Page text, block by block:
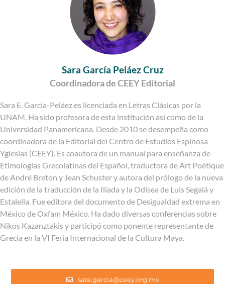
Sara García Peláez Cruz
Coordinadora de CEEY Editorial
Sara E. García-Peláez es licenciada en Letras Clásicas por la
UNAM. Ha sido profesora de esta institución así como de la
Universidad Panamericana. Desde 2010 se desempeña como
coordinadora de la Editorial del Centro de Estudios Espinosa
Yglesias (CEEY). Es coautora de un manual para enseñanza de
Etimologías Grecolatinas del Español, traductora de Art Poétique
de André Breton y Jean Schuster y autora del prólogo de la nueva
edición de la traducción de la Ilíada y la Odisea de Luis Segalá y
Estalella. Fue editora del documento de Desigualdad extrema en
México de Oxfam México. Ha dado diversas conferencias sobre
Nikos Kazanztakis y participó como ponente representante de
Grecia en la VI Feria Internacional de la Cultura Maya.
sara.garcia@ceey.org.mx